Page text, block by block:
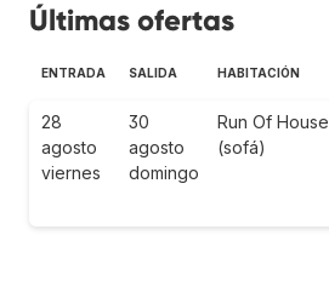
Últimas ofertas
ENTRADA SALIDA HABITACIÓN
28
agosto
viernes
30
agosto
domingo
Run Of House
(sofá)